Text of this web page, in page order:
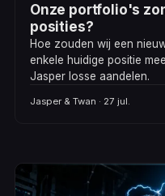
Onze portfolio's
posities?
Hoe zouden wij een
enkele huidige positie
Jasper losse aandelen.
Jasper & Twan · 27 jul.